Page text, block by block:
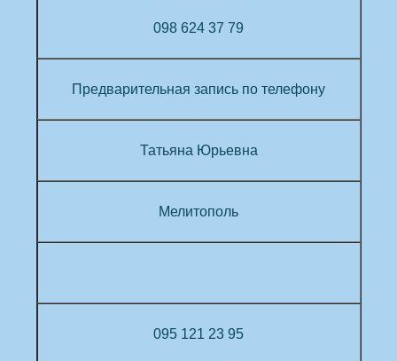
098 624 37 79
Предварительная запись по телефону
Татьяна Юрьевна
Мелитополь
095 121 23 95